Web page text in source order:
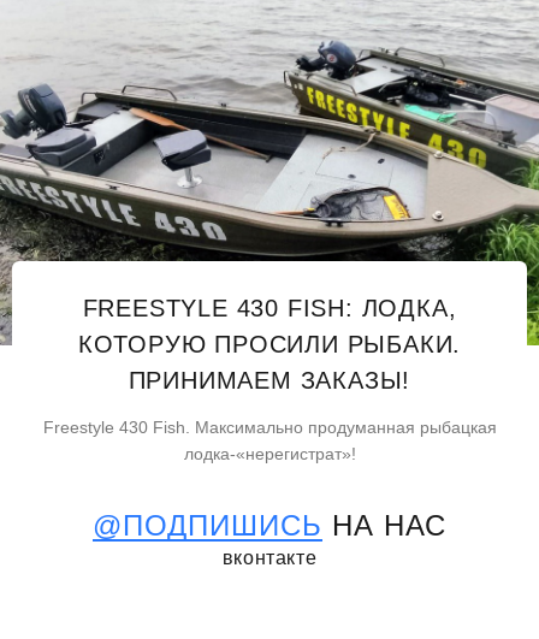
FREESTYLE 430 FISH: ЛОДКА,
КОТОРУЮ ПРОСИЛИ РЫБАКИ.
ПРИНИМАЕМ ЗАКАЗЫ!
Freestyle 430 Fish. Максимально продуманная рыбацкая
лодка-«нерегистрат»!
@ПОДПИШИСЬ НА НАС
вконтакте